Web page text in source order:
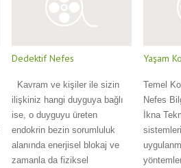
Dedektif Nefes
Kavram ve kişiler ile sizin
ilişkiniz hangi duyguya bağlı
ise, o duyguyu üreten
endokrin bezin sorumluluk
alanında enerjisel blokaj ve
zamanla da fiziksel
Yaşam
Temel
Nefes
İkna